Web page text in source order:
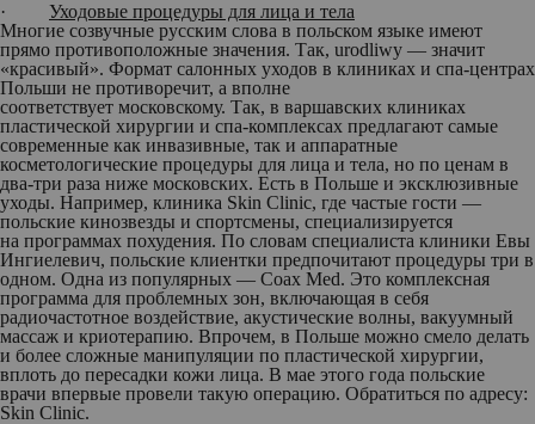
· Уходовые процедуры для лица и тела
Многие созвучные русским слова в польском языке имеют
прямо противоположные значения. Так, urodliwy — значит
«красивый». Формат салонных уходов в клиниках и спа-центрах
Польши не противоречит, а вполне
соответствует московскому. Так, в варшавских клиниках
пластической хирургии и спа-комплексах предлагают самые
современные как инвазивные, так и аппаратные
косметологические про­цедуры для лица и тела, но по ценам в
два-три раза ниже московских. Есть в Польше и эксклюзивные
уходы. Например, клиника Skin Clinic, где частые гости —
польские кинозвезды и спортсмены, специализируется
на программах похудения. По словам специалиста клиники Евы
Ингиелевич, польские клиентки предпочитают про­цедуры три в
одном. Одна из по­пуляр­ных — Coax Med. Это комплексная
программа для проблемных зон, включающая в себя
радиочастотное воздействие, акустические волны, вакуумный
массаж и криотерапию. Впрочем, в Польше можно смело делать
и более сложные манипуляции по пластической хирургии,
вплоть до пересадки кожи лица. В мае этого года польские
врачи впервые провели такую операцию. Обратиться по адресу:
Skin Clinic.